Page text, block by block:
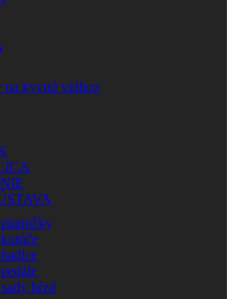
na kyvnú vidlicu
bŕzd